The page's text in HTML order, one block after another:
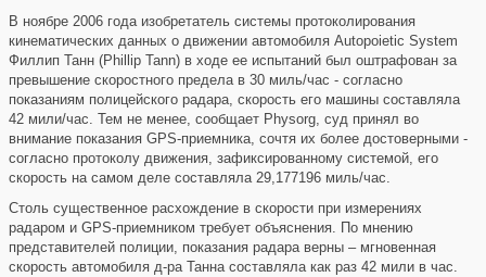
В ноябре 2006 года изобретатель системы протоколирования
кинематических данных о движении автомобиля Autopoietic System
Филлип Танн (Phillip Tann) в ходе ее испытаний был оштрафован за
превышение скоростного предела в 30 миль/час - согласно
показаниям полицейского радара, скорость его машины составляла
42 мили/час. Тем не менее, сообщает Physorg, суд принял во
внимание показания GPS-приемника, сочтя их более достоверными -
согласно протоколу движения, зафиксированному системой, его
скорость на самом деле составляла 29,177196 миль/час.
Столь существенное расхождение в скорости при измерениях
радаром и GPS-приемником требует объяснения. По мнению
представителей полиции, показания радара верны – мгновенная
скорость автомобиля д-ра Танна составляла как раз 42 мили в час.